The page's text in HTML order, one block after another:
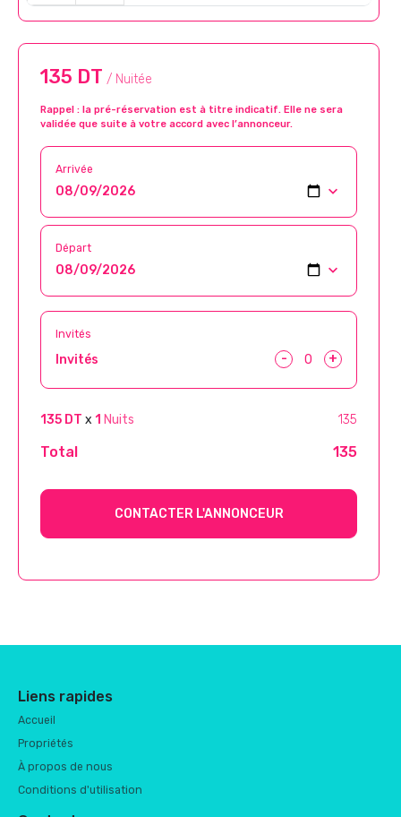
135 DT / Nuitée
Rappel : la pré-réservation est à titre indicatif. Elle ne sera
validée que suite à votre accord avec l’annonceur.
Arrivée
Départ
Invités
Invités - +
135 DT x 1 Nuits 135
Total 135
CONTACTER L'ANNONCEUR
Liens rapides
Accueil
Propriétés
À propos de nous
Conditions d'utilisation